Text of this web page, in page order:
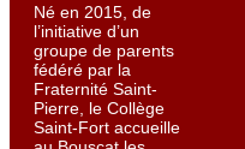
Né en 2015, de
l’initiative d’un
groupe de parents
fédéré par la
Fraternité Saint-
Pierre, le Collège
Saint-Fort accueille